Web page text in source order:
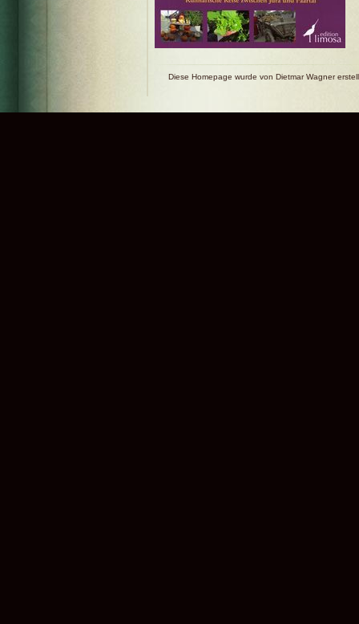
Diese Homepage wurde von Dietmar Wagner